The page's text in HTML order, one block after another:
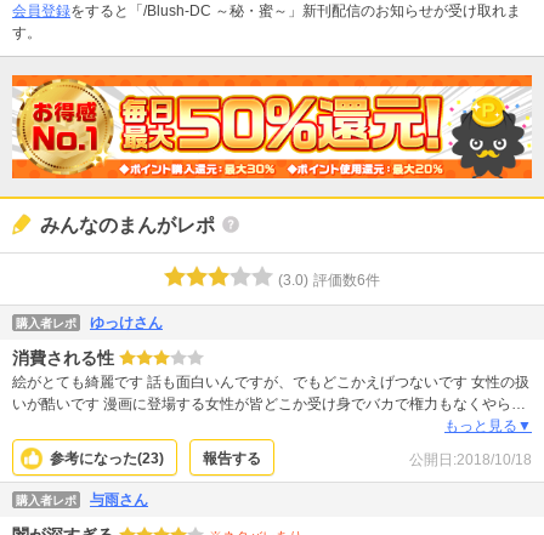
会員登録をすると「/Blush-DC ～秘・蜜～」新刊配信のお知らせが受け取れま
す。
みんなのまんがレポ
(3.0) 評価数6件
購入者レポ ゆっけさん
消費される性
絵がとても綺麗です 話も面白いんですが、でもどこかえげつないです 女性の扱
いが酷いです 漫画に登場する女性が皆どこか受け身でバカで権力もなくやられ
てばかり。 作者にとっての女性の価値の低さを感じました。 せめてハッピーエ
ンドになってほしいです 続きが気になるのが悔しい(笑)
もっと見る▼
参考になった(23) 報告する 公開日:2018/10/18
購入者レポ 与雨さん